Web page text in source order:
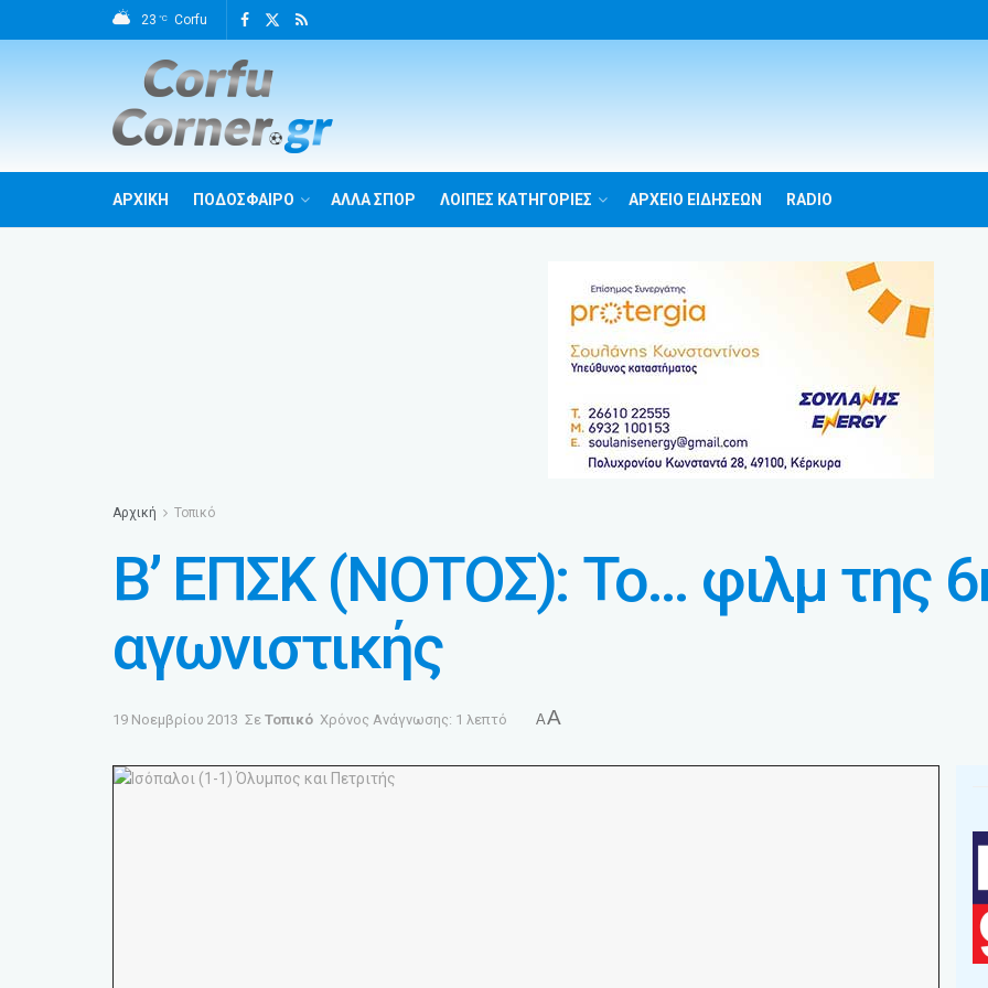
23 °C Corfu
ΑΡΧΙΚΗ ΠΟΔΟΣΦΑΙΡΟ ΑΛΛΑ ΣΠΟΡ ΛΟΙΠΕΣ ΚΑΤΗΓΟΡΙΕΣ ΑΡΧΕΙΟ ΕΙΔΗΣΕΩΝ RADIO
Αρχική Τοπικό
Β’ ΕΠΣΚ (ΝΟΤΟΣ): Το… φιλμ της
αγωνιστικής
19 Νοεμβρίου 2013 Σε Τοπικό Χρόνος Ανάγνωσης: 1 λεπτό AA